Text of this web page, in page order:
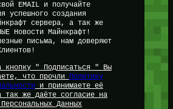
EMAIL и получайте
успешного создания
сервера, а так же
Новости Майнкрафт!
письма, нам доверяют
кнопку " Подписаться " Вы
что прочли
Политику
и принимаете её
так же даёте согласие на
Данных